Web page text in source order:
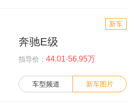
新车
奔驰E级
指导价： 44.01-56.95万
车型频道 新车图片